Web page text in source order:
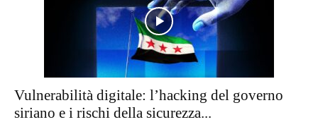
Vulnerabilità digitale: l’hacking del governo
siriano e i rischi della sicurezza...